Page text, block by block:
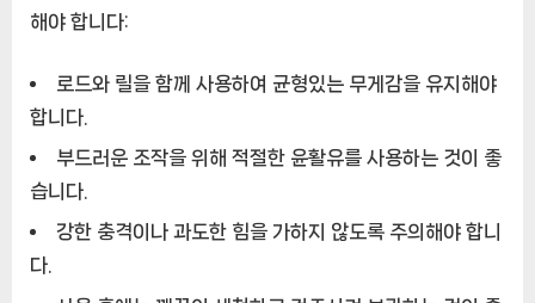
해야 합니다:
로드와 릴을 함께 사용하여 균형있는 무게감을 유지해야
합니다.
부드러운 조작을 위해 적절한 윤활유를 사용하는 것이 좋
습니다.
강한 충격이나 과도한 힘을 가하지 않도록 주의해야 합니
다.